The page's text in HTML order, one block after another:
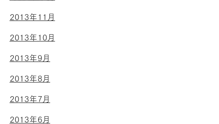
2013年11月
2013年10月
2013年9月
2013年8月
2013年7月
2013年6月